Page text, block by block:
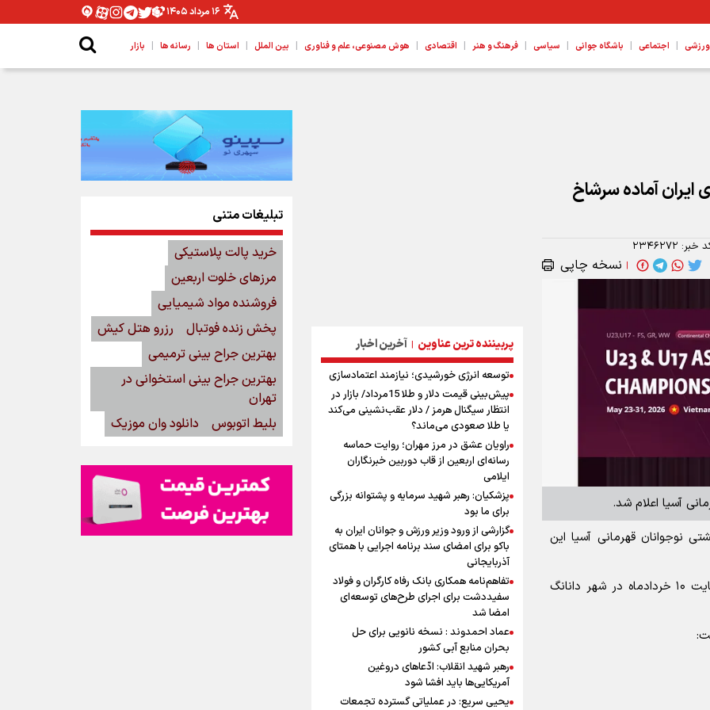
۱۶ مرداد ۱۴۰۵
ورزشی | اجتماعی | باشگاه جوانی | سیاسی | فرهنگ و هنر | اقتصادی | هوش مصنوعی، علم و فناوری | بین الملل | استان ها | رسانه ها | بازار
ایران آماده سرشاخ
خبر: ۲۳۴۶۲۷۲
| نسخه چاپی
آسیا اعلام شد.
نوجوانان قهرمانی آسیا این
رقابت‌های کشتی نوجوانان قهرمانی آسیا روز‌های ۷ لغایت ۱۰ خردادماه در شهر دانانگ
پربیننده ترین عناوین | آخرین اخبار
توسعه انرژی خورشیدی؛ نیازمند اعتمادسازی
پیش‌بینی قیمت دلار و طلا 15مرداد/ بازار در
انتظار سیگنال هرمز / دلار عقب‌نشینی می‌کند
یا طلا صعودی می‌ماند؟
راویان عشق در مرز مهران؛ روایت حماسه‌
رسانه‌ای اربعین از قاب دوربین خبرنگاران
ایلامی
پزشکیان: رهبر شهید سرمایه و پشتوانه بزرگی
برای ما بود
گزارشی از ورود وزیر ورزش و جوانان ایران به
باکو برای امضای سند برنامه اجرایی با همتای
آذربایجانی
تفاهم‌نامه همکاری بانک رفاه کارگران و فولاد
سفیددشت برای اجرای طرح‌های توسعه‌ای
امضا شد
عماد احمدوند : نسخه نانویی برای حل
بحران منابع آبی کشور
رهبر شهید انقلاب: ادّعاهای دروغین
آمریکایی‌ها باید افشا شود
یحیی سریع: در عملیاتی گسترده تجمعات
تبلیغات متنی
خرید پالت پلاستیکی
مرزهای خلوت اربعین
فروشنده مواد شیمیایی
پخش زنده فوتبال
رزرو هتل کیش
بهترین جراح بینی ترمیمی
بهترین جراح بینی استخوانی در
تهران
بلیط اتوبوس
دانلود وان موزیک